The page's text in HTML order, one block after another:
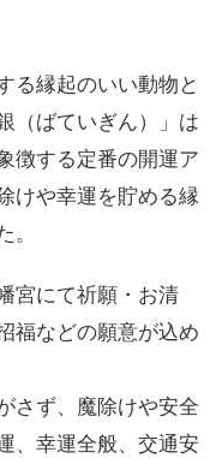
る縁起のいい動物と
（ばていぎん）」は
徴する定番の開運ア
けや幸運を貯める縁
宮にて祈願・お清
福などの願意が込め
さず、魔除けや安全
、幸運全般、交通安